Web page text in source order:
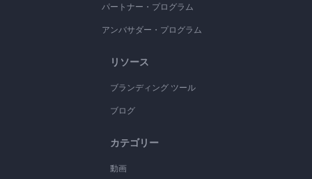
パートナー・プログラム
アンバサダー・プログラム
リソース
ブランディング ツール
ブログ
カテゴリー
動画